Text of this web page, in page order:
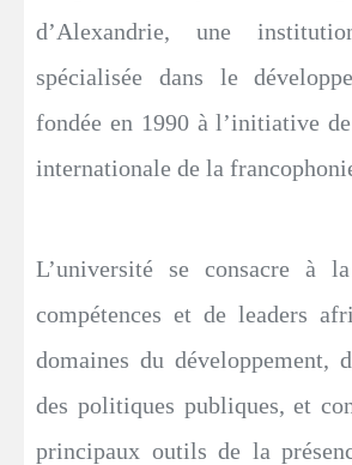
d’Alexandrie, une
spécialisée dans le
fondée en 1990 à l’initiative
internationale de la
L’université se consacre à
compétences et de leaders
domaines du développement,
des politiques publiques, et
principaux outils de la